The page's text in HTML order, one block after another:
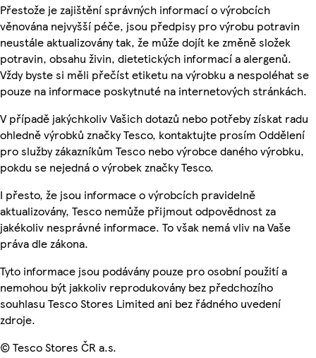
Přestože je zajištění správných informací o výrobcích
věnována nejvyšší péče, jsou předpisy pro výrobu potravin
neustále aktualizovány tak, že může dojít ke změně složek
potravin, obsahu živin, dietetických informací a alergenů.
Vždy byste si měli přečíst etiketu na výrobku a nespoléhat se
pouze na informace poskytnuté na internetových stránkách.
V případě jakýchkoliv Vašich dotazů nebo potřeby získat radu
ohledně výrobků značky Tesco, kontaktujte prosím Oddělení
pro služby zákazníkům Tesco nebo výrobce daného výrobku,
pokdu se nejedná o výrobek značky Tesco.
I přesto, že jsou informace o výrobcích pravidelně
aktualizovány, Tesco nemůže přijmout odpovědnost za
jakékoliv nesprávné informace. To však nemá vliv na Vaše
práva dle zákona.
Tyto informace jsou podávány pouze pro osobní použití a
nemohou být jakkoliv reprodukovány bez předchozího
souhlasu Tesco Stores Limited ani bez řádného uvedení
zdroje.
© Tesco Stores ČR a.s.